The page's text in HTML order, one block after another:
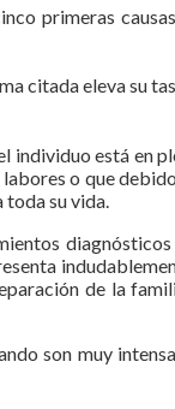
primeras
citada eleva su
está en
o que
su vida.
de la
son muy